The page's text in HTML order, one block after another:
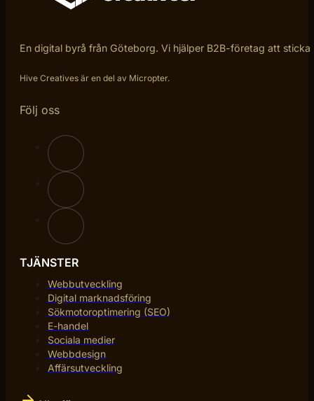
En digital byrå från Göteborg. Vi hjälper B2B-företag att
Hive Creatives är en del av Micropter.
Följ oss
TJÄNSTER
Webbutveckling
Digital marknadsföring
Sökmotoroptimering (SEO)
E-handel
Sociala medier
Webbdesign
Affärsutveckling